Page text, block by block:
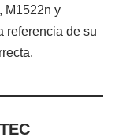
M1522n y
referencia de su